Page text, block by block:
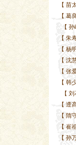
【 苗
【 葛
【 孙
【 朱
【 杨
【 沈
【 张
【 韩
【 刘
【 遆
【 隋
【 崔
【 孙